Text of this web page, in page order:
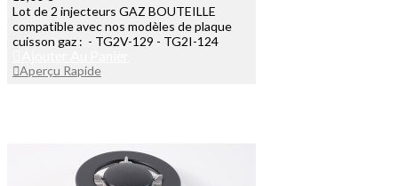
Lot de 2 injecteurs GAZ BOUTEILLE
compatible avec nos modèles de plaque
cuisson gaz : - TG2V-129 - TG2I-124
Aperçu Rapide